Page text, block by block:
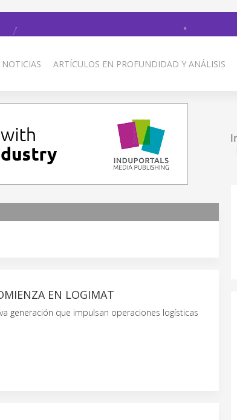
NOTICIAS ARTÍCULOS EN PROFUNDIDAD Y ANÁLISIS
EN LOGIMAT
generación que impulsan operaciones logísticas